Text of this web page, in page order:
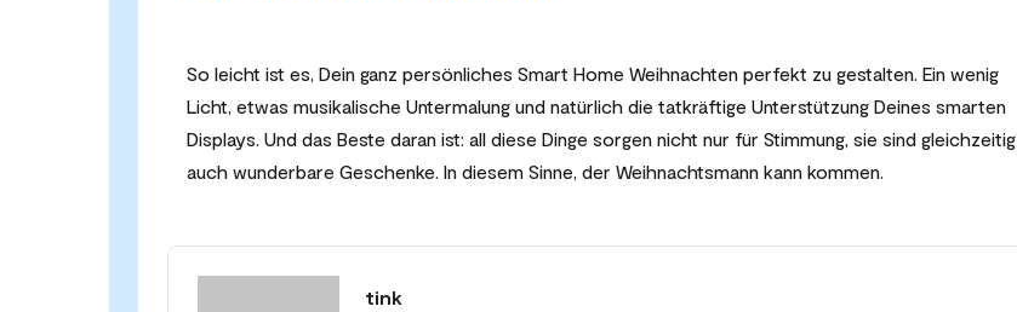
So leicht ist es, Dein ganz persönliches Smart Home Weihnachten perfekt zu gestalten. Ein wenig
Licht, etwas musikalische Untermalung und natürlich die tatkräftige Unterstützung Deines smarten
Displays. Und das Beste daran ist: all diese Dinge sorgen nicht nur für Stimmung, sie sind gleichzeitig
auch wunderbare Geschenke. In diesem Sinne, der Weihnachtsmann kann kommen.
tink